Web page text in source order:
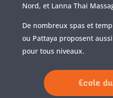
Nord, et Lanna Thai
De nombreux spas et
ou Pattaya proposent
pour tous niveaux.
Ecole